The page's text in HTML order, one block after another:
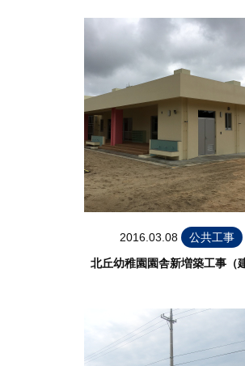
2016.03.08
公共工事
北丘幼稚園園舎新増築工事（